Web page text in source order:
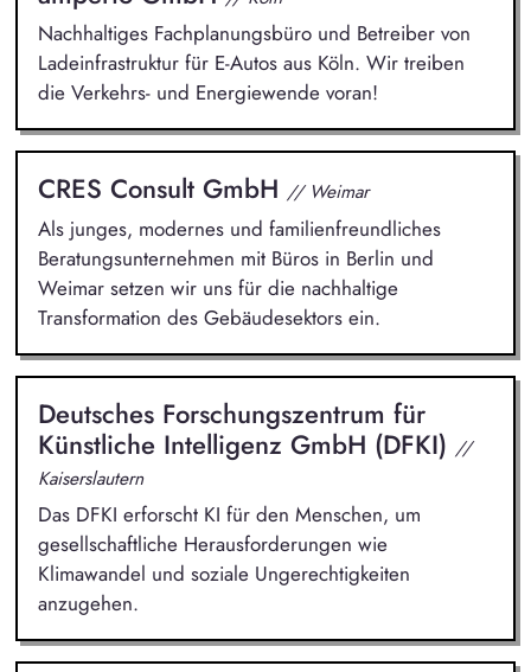
Nachhaltiges Fachplanungsbüro und Betreiber von
Ladeinfrastruktur für E-Autos aus Köln. Wir treiben
die Verkehrs- und Energiewende voran!
CRES Consult GmbH // Weimar
Als junges, modernes und familienfreundliches
Beratungsunternehmen mit Büros in Berlin und
Weimar setzen wir uns für die nachhaltige
Transformation des Gebäudesektors ein.
Deutsches Forschungszentrum für
Künstliche Intelligenz GmbH (DFKI) //
Kaiserslautern
Das DFKI erforscht KI für den Menschen, um
gesellschaftliche Herausforderungen wie
Klimawandel und soziale Ungerechtigkeiten
anzugehen.